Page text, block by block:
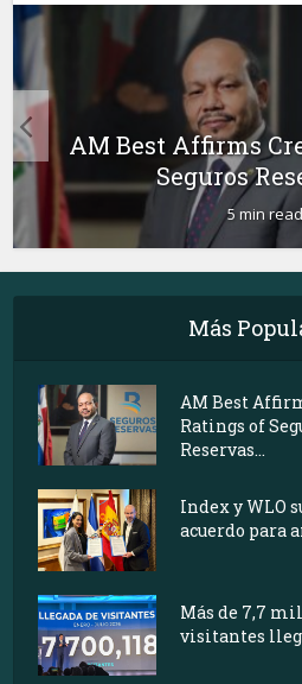
AM Best Affirms
Seguros
5 min read
Más
AM Best
Ratings of
Reservas...
Index y WLO
acuerdo para
Más de 7,7
visitantes